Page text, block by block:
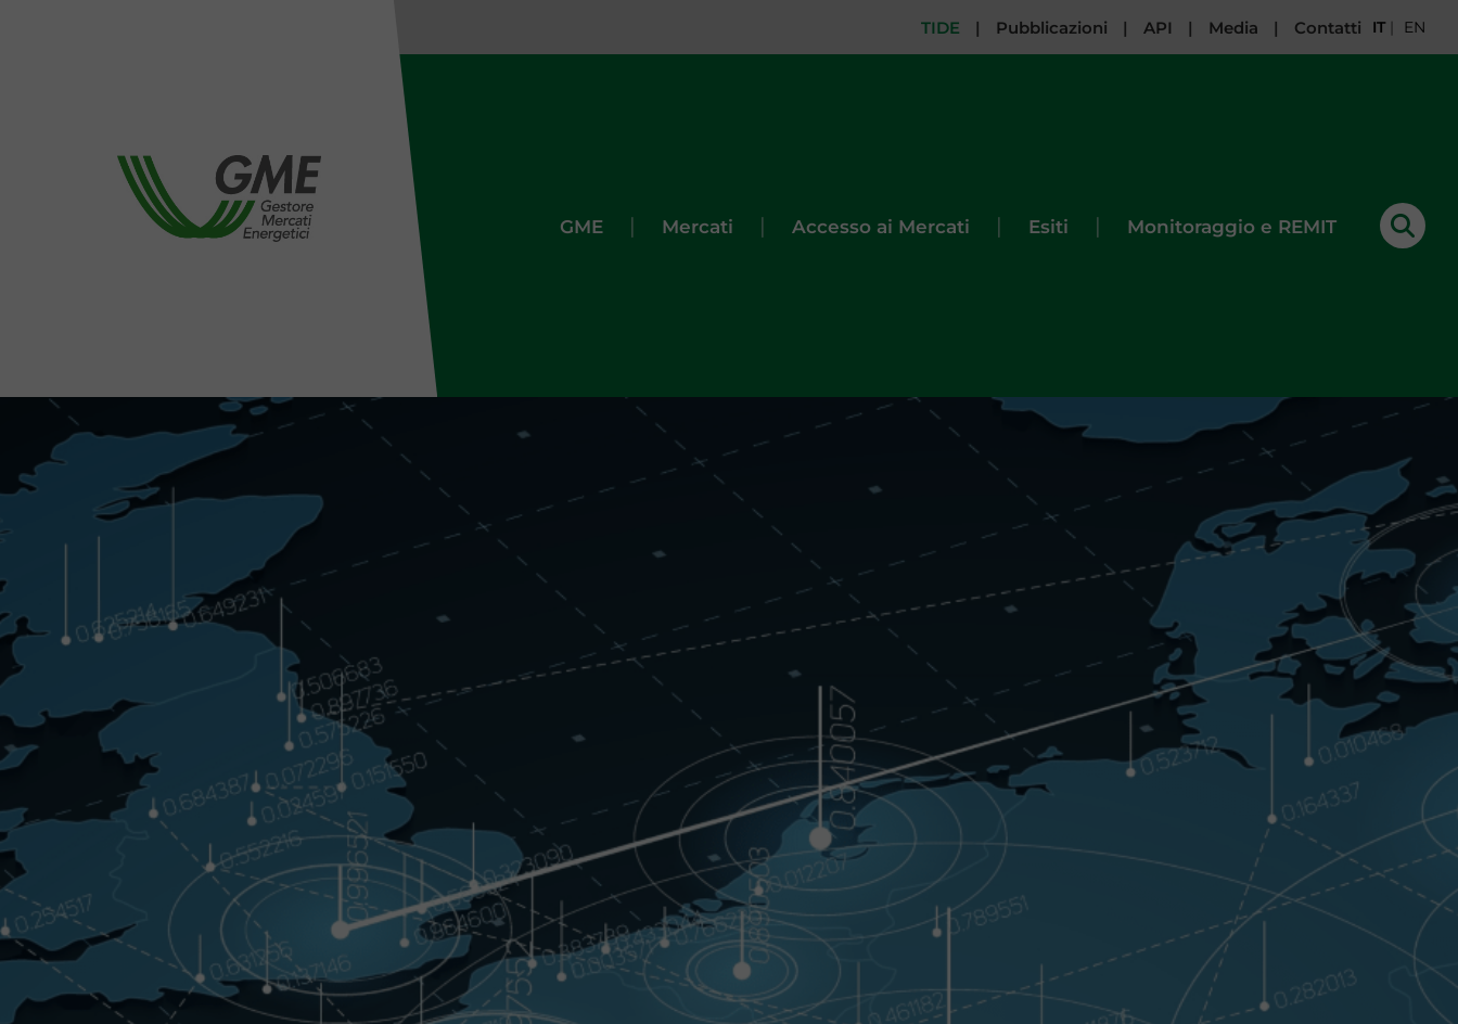
TIDE | Pubblicazioni | API | Media | Contatti IT | EN
GME | Mercati | Accesso ai Mercati | Esiti | Monitoraggio e REMIT